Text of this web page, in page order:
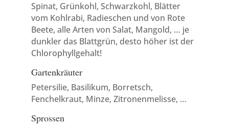
Spinat, Grünkohl, Schwarzkohl, Blätter
vom Kohlrabi, Radieschen und von Rote
Beete, alle Arten von Salat, Mangold, … je
dunkler das Blattgrün, desto höher ist der
Chlorophyllgehalt!
Gartenkräuter
Petersilie, Basilikum, Borretsch,
Fenchelkraut, Minze, Zitronenmelisse, …
Sprossen